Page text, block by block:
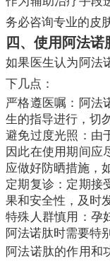
务必咨询专业的皮
四、使用阿法
如果医生认为阿法
下几点：
严格遵医嘱：阿法
生的指导进行，切
避免过度光照：由
因此在使用期间应
应做好防晒措施，
定期复诊：定期接
果和安全性，及时
特殊人群慎用：孕
阿法诺肽时需要特
阿法诺肽的作用和